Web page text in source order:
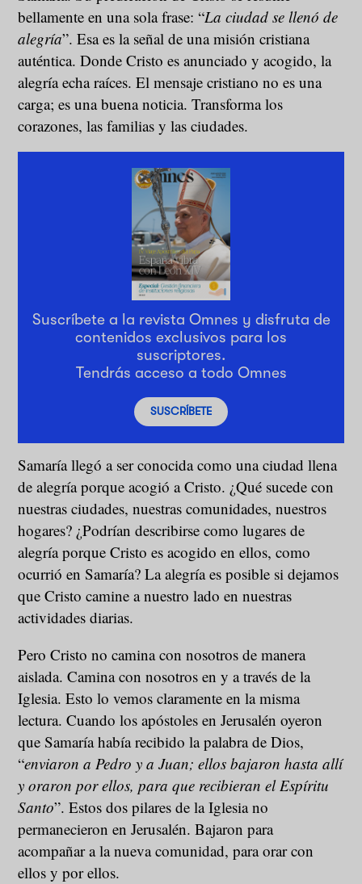
bellamente en una sola frase: “La ciudad se llenó de
alegría”. Esa es la señal de una misión cristiana
auténtica. Donde Cristo es anunciado y acogido, la
alegría echa raíces. El mensaje cristiano no es una
carga; es una buena noticia. Transforma los
corazones, las familias y las ciudades.
Suscríbete a la revista Omnes y disfruta de
contenidos exclusivos para los
suscriptores.
Tendrás acceso a todo Omnes
SUSCRÍBETE
Samaría llegó a ser conocida como una ciudad llena
de alegría porque acogió a Cristo. ¿Qué sucede con
nuestras ciudades, nuestras comunidades, nuestros
hogares? ¿Podrían describirse como lugares de
alegría porque Cristo es acogido en ellos, como
ocurrió en Samaría? La alegría es posible si dejamos
que Cristo camine a nuestro lado en nuestras
actividades diarias.
Pero Cristo no camina con nosotros de manera
aislada. Camina con nosotros en y a través de la
Iglesia. Esto lo vemos claramente en la misma
lectura. Cuando los apóstoles en Jerusalén oyeron
que Samaría había recibido la palabra de Dios,
“enviaron a Pedro y a Juan; ellos bajaron hasta allí
y oraron por ellos, para que recibieran el Espíritu
Santo”. Estos dos pilares de la Iglesia no
permanecieron en Jerusalén. Bajaron para
acompañar a la nueva comunidad, para orar con
ellos y por ellos.